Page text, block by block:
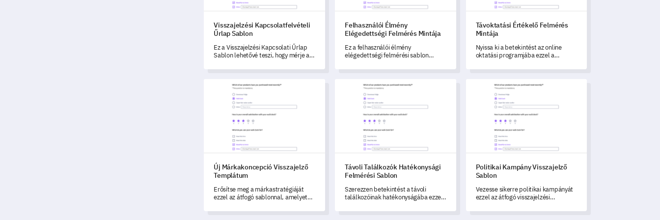
Visszajelzési Kapcsolatfelvételi
Űrlap Sablon
Ez a Visszajelzési Kapcsolati Űrlap
Sablon lehetővé teszi, hogy mérje az
Felhasználói Élmény
Elégedettségi Felmérés Mintája
Ez a felhasználói élmény
elégedettségi felmérési sablon
felhasználói élményt, azonosítsa az
termékében szükséges
fejlesztéseket.
Távoktatási Értékelő Felmérés
Mintája
Nyissa ki a betekintést az online
oktatási programjába ezzel a
Mintával.
Új Márkakoncepció Visszajelző Templátum
Új Márkakoncepció Visszajelző
Templátum
Erősítse meg a márkastratégiáját
ezzel az átfogó sablonnal, amelyet
visszajelzéseket gyűjtsön az új
Távoli Találkozók Hatékonysági Felmérési Sablon
Távoli Találkozók Hatékonysági
Felmérési Sablon
Szerezzen betekintést a távoli
találkozóinak hatékonyságába ezzel
Politikai Kampány Visszajelző Sablon
Politikai Kampány Visszajelző
Sablon
Vezesse sikerre politikai kampányát
ezzel az átfogó visszajelzési